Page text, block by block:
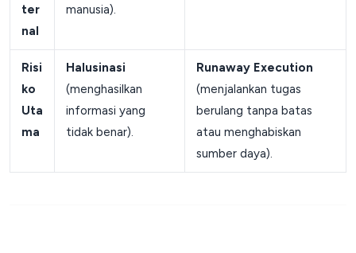
ter
nal
manusia).
Risi
ko
Uta
ma
Halusinasi
(menghasilkan
informasi yang
tidak benar).
Runaway Execution
(menjalankan tugas
berulang tanpa batas
atau menghabiskan
sumber daya).